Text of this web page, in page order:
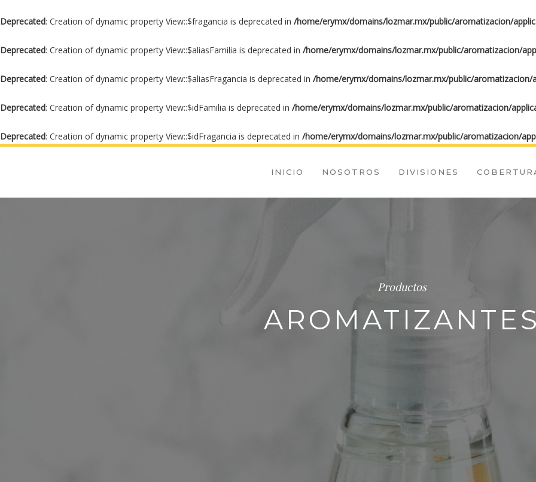
Deprecated: Creation of dynamic property View::$fragancia is deprecated in /home/erymx/domains/lozmar.mx/public/aromatizacion/
Deprecated: Creation of dynamic property View::$aliasFamilia is deprecated in /home/erymx/domains/lozmar.mx/public/aromatizacion/
Deprecated: Creation of dynamic property View::$aliasFragancia is deprecated in /home/erymx/domains/lozmar.mx/public/aromatizacion/
Deprecated: Creation of dynamic property View::$idFamilia is deprecated in /home/erymx/domains/lozmar.mx/public/aromatizacion/
Deprecated: Creation of dynamic property View::$idFragancia is deprecated in /home/erymx/domains/lozmar.mx/public/aromatizacion/
INICIO NOSOTROS DIVISIONES
Productos